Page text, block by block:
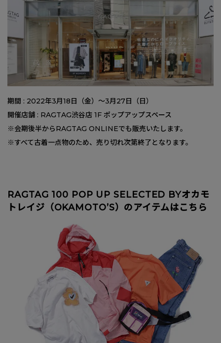
期間 : 2022年3月18日（金）〜3月27日（日）
開催店舗 : RAGTAG渋谷店 1F ポップアップスペース
※会期後半からRAGTAG ONLINEでも販売いたします。
※すべて古着一点物のため、売り切れ次第終了となります。
RAGTAG 100 POP UP SELECTED BYオカモ
トレイジ（OKAMOTO’S）のアイテムはこちら